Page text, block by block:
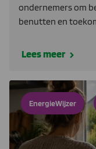
ondernemers om
benutten en
Lees meer
EnergieWijzer